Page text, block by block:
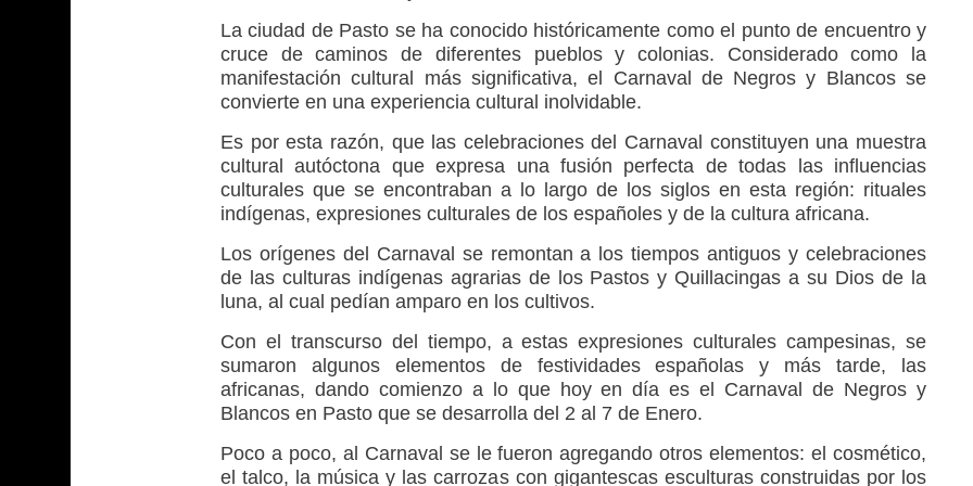
La ciudad de Pasto se ha conocido históricamente como el punto de encuentro y
cruce de caminos de diferentes pueblos y colonias. Considerado como la
manifestación cultural más significativa, el Carnaval de Negros y Blancos se
convierte en una experiencia cultural inolvidable.
Es por esta razón, que las celebraciones del Carnaval constituyen una muestra
cultural autóctona que expresa una fusión perfecta de todas las influencias
culturales que se encontraban a lo largo de los siglos en esta región: rituales
indígenas, expresiones culturales de los españoles y de la cultura africana.
Los orígenes del Carnaval se remontan a los tiempos antiguos y celebraciones
de las culturas indígenas agrarias de los Pastos y Quillacingas a su Dios de la
luna, al cual pedían amparo en los cultivos.
Con el transcurso del tiempo, a estas expresiones culturales campesinas, se
sumaron algunos elementos de festividades españolas y más tarde, las
africanas, dando comienzo a lo que hoy en día es el Carnaval de Negros y
Blancos en Pasto que se desarrolla del 2 al 7 de Enero.
Poco a poco, al Carnaval se le fueron agregando otros elementos: el cosmético,
el talco, la música y las carrozas con gigantescas esculturas construidas por los